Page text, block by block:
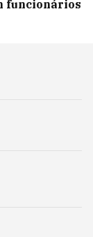
funcionários